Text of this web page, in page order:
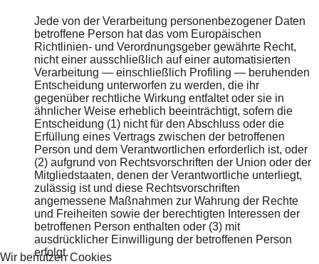
Jede von der Verarbeitung personenbezogener Daten
betroffene Person hat das vom Europäischen
Richtlinien- und Verordnungsgeber gewährte Recht,
nicht einer ausschließlich auf einer automatisierten
Verarbeitung — einschließlich Profiling — beruhenden
Entscheidung unterworfen zu werden, die ihr
gegenüber rechtliche Wirkung entfaltet oder sie in
ähnlicher Weise erheblich beeinträchtigt, sofern die
Entscheidung (1) nicht für den Abschluss oder die
Erfüllung eines Vertrags zwischen der betroffenen
Person und dem Verantwortlichen erforderlich ist, oder
(2) aufgrund von Rechtsvorschriften der Union oder der
Mitgliedstaaten, denen der Verantwortliche unterliegt,
zulässig ist und diese Rechtsvorschriften
angemessene Maßnahmen zur Wahrung der Rechte
und Freiheiten sowie der berechtigten Interessen der
betroffenen Person enthalten oder (3) mit
ausdrücklicher Einwilligung der betroffenen Person
erfolgt.
Wir benutzen Cookies